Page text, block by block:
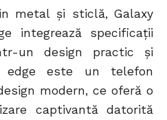
metal și sticlă, Galaxy
integrează specificații
un design practic și
edge este un telefon
modern, ce oferă o
captivantă datorită